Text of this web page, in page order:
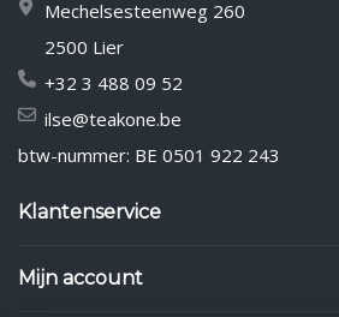
Mechelsesteenweg 260
2500 Lier
+32 3 488 09 52
ilse@teakone.be
btw-nummer: BE 0501 922 243
Klantenservice
Mijn account